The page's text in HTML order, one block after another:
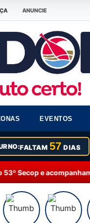
ANUNCIE
EVENTOS
FALTAM 57 DIAS
debates sobre